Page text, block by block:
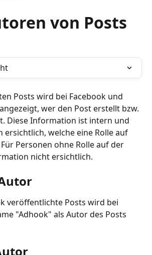
von Posts
Posts wird bei Facebook und
wer den Post erstellt bzw.
Diese Information ist intern und
ersichtlich, welche eine Rolle auf
Personen ohne Rolle auf der
nicht ersichtlich.
veröffentlichte Posts wird bei
"Adhook" als Autor des Posts